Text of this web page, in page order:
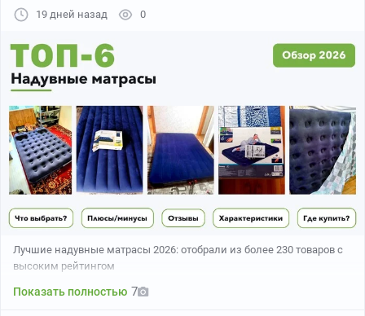
19 дней назад 0
Лучшие надувные матрасы 2026: отобрали из более 230 товаров с
высоким рейтингом
Показать полностью 7